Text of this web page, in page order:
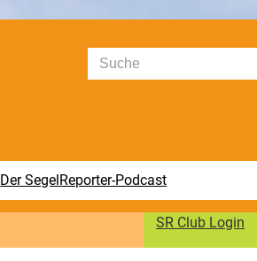
Suchen
Der SegelReporter-Podcast
SR Club Login